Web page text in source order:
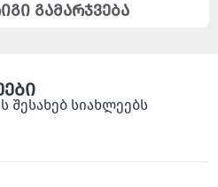
გამარჯვება
შესახებ სიახლეებს